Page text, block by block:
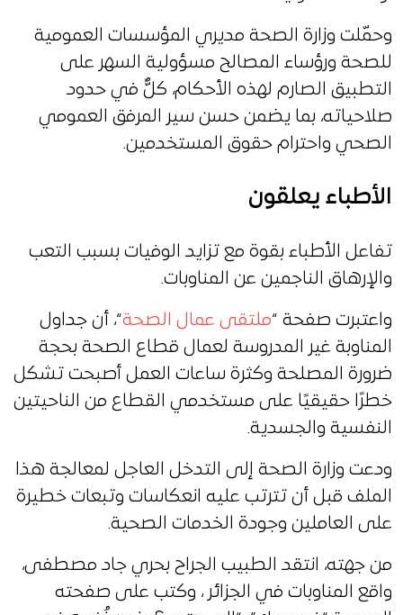
وحمّلت وزارة الصحة مديري المؤسسات العمومية
للصحة ورؤساء المصالح مسؤولية السهر على
التطبيق الصارم لهذه الأحكام، كلٌّ في حدود
صلاحياته، بما يضمن حسن سير المرفق العمومي
الصحي واحترام حقوق المستخدمين.
الأطباء يعلقون
تفاعل الأطباء بقوة مع تزايد الوفيات بسبب التعب
والإرهاق الناجمين عن المناوبات.
واعتبرت صفحة “ملتقى عمال الصحة“، أن جداول
المناوبة غير المدروسة لعمال قطاع الصحة بحجة
ضرورة المصلحة وكثرة ساعات العمل أصبحت تشكل
خطرًا حقيقيًا على مستخدمي القطاع من الناحيتين
النفسية والجسدية.
ودعت وزارة الصحة إلى التدخل العاجل لمعالجة هذا
الملف قبل أن تترتب عليه انعكاسات وتبعات خطيرة
على العاملين وجودة الخدمات الصحية.
من جهته، انتقد الطبيب الجراح بحري جاد مصطفى،
واقع المناوبات في الجزائر ، وكتب على صفحته